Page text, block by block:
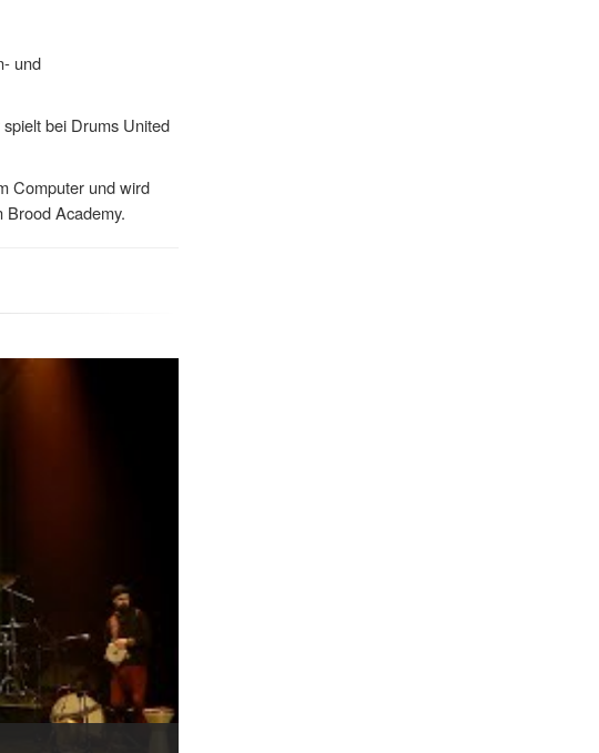
und
bei Drums United
Computer und wird
Academy.